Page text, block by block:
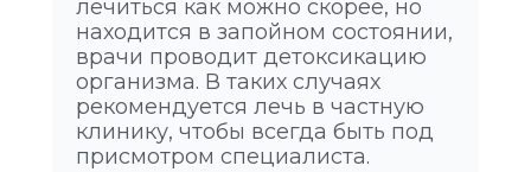
лечиться как можно скорее, но
находится в запойном состоянии,
врачи проводит детоксикацию
организма. В таких случаях
рекомендуется лечь в частную
клинику, чтобы всегда быть под
присмотром специалиста.